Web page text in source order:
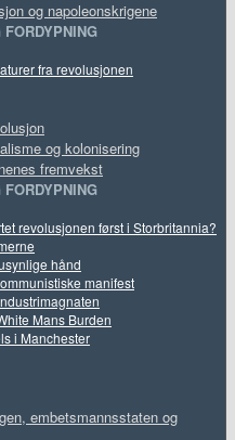
og napoleonskrigene
fra revolusjonen
og kolonisering
fremvekst
revolusjonen først i Storbritannia?
hånd
manifest
Mans Burden
i Manchester
embetsmannsstaten og